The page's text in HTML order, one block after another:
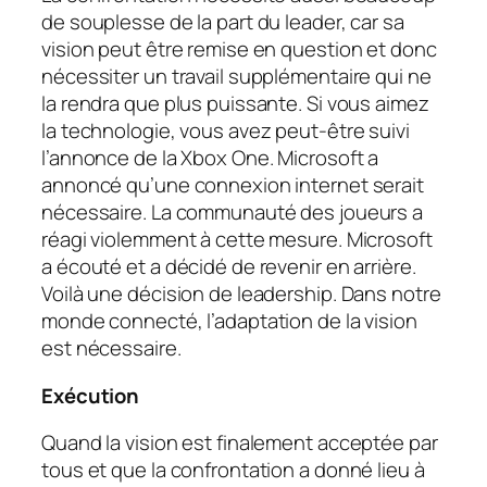
de souplesse de la part du leader, car sa
vision peut être remise en question et donc
nécessiter un travail supplémentaire qui ne
la rendra que plus puissante. Si vous aimez
la technologie, vous avez peut-être suivi
l’annonce de la Xbox One. Microsoft a
annoncé qu’une connexion internet serait
nécessaire. La communauté des joueurs a
réagi violemment à cette mesure. Microsoft
a écouté et a décidé de revenir en arrière.
Voilà une décision de leadership. Dans notre
monde connecté, l’adaptation de la vision
est nécessaire.
Exécution
Quand la vision est finalement acceptée par
tous et que la confrontation a donné lieu à